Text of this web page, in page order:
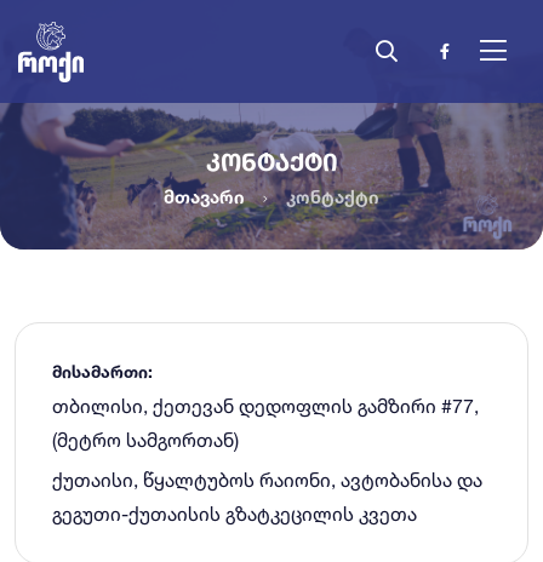
ᲙᲝᲜᲢᲐᲥᲢᲘ
მთავარი კონტაქტი
მისამართი:
თბილისი, ქეთევან დედოფლის გამზირი #77,
(მეტრო სამგორთან)
ქუთაისი, წყალტუბოს რაიონი, ავტობანისა და
გეგუთი-ქუთაისის გზატკეცილის კვეთა